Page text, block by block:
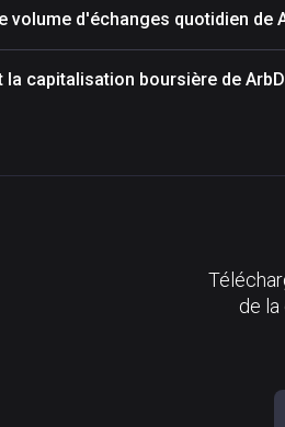
volume d'échanges quotidien de
la capitalisation boursière de
de